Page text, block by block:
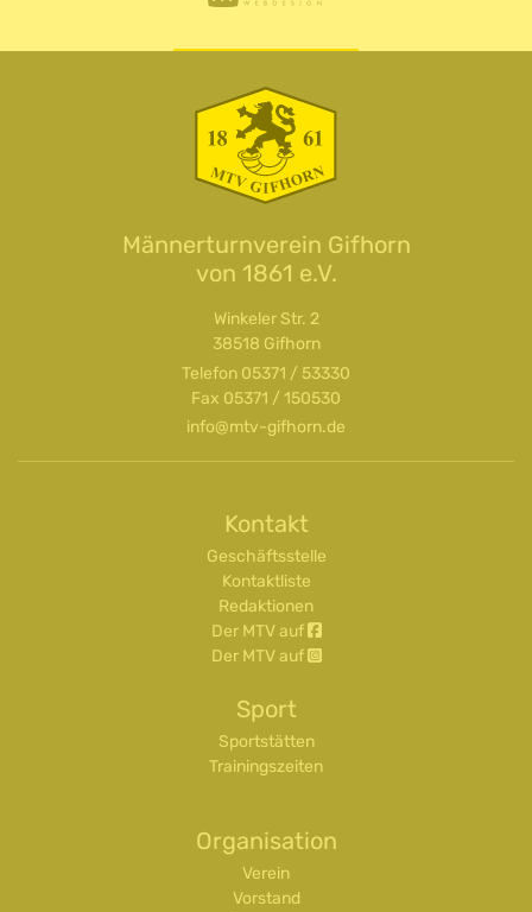
Männerturnverein Gifhorn
von 1861 e.V.
Winkeler Str. 2
38518 Gifhorn
Telefon 05371 / 53330
Fax 05371 / 150530
info@mtv-gifhorn.de
Kontakt
Geschäftsstelle
Kontaktliste
Redaktionen
Der MTV auf
Der MTV auf
Sport
Sportstätten
Trainingszeiten
Organisation
Verein
Vorstand